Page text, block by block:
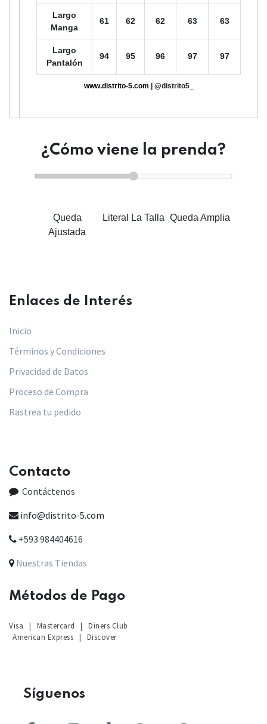
Largo
Manga
61 62 62 63 63
Largo
Pantalón
94 95 96 97 97
www.distrito-5.com | @distrito5_
¿Cómo viene la prenda?
Queda
Ajustada
Literal La Talla Queda Amplia
Enlaces de Interés​
Inicio
Términos y Condiciones
Privacidad de Datos
Proceso de Compra
Rastrea tu pedido
Contacto
Contáctenos
info@distrito-5.com
+593 984404616
Nuestras Tiendas
Métodos de Pago
Visa | Mastercard |
Diners Club
American Express | Discover
Síguenos